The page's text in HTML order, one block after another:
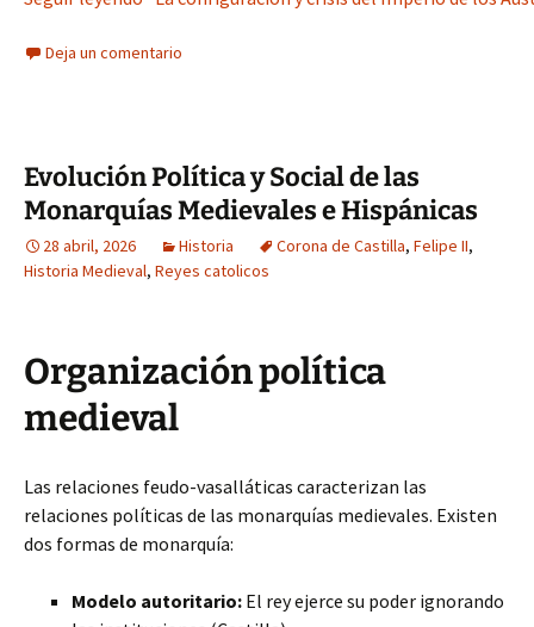
Deja un comentario
Evolución Política y Social de las
Monarquías Medievales e Hispánicas
28 abril, 2026 Historia Corona de Castilla, Felipe II,
Historia Medieval, Reyes catolicos
Organización política
medieval
Las relaciones feudo-vasalláticas caracterizan las
relaciones políticas de las monarquías medievales. Existen
dos formas de monarquía:
Modelo autoritario: El rey ejerce su poder ignorando